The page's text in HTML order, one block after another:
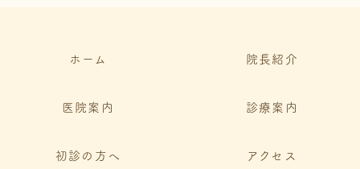
ホーム 院長紹介
医院案内 診療案内
初診の方へ アクセス